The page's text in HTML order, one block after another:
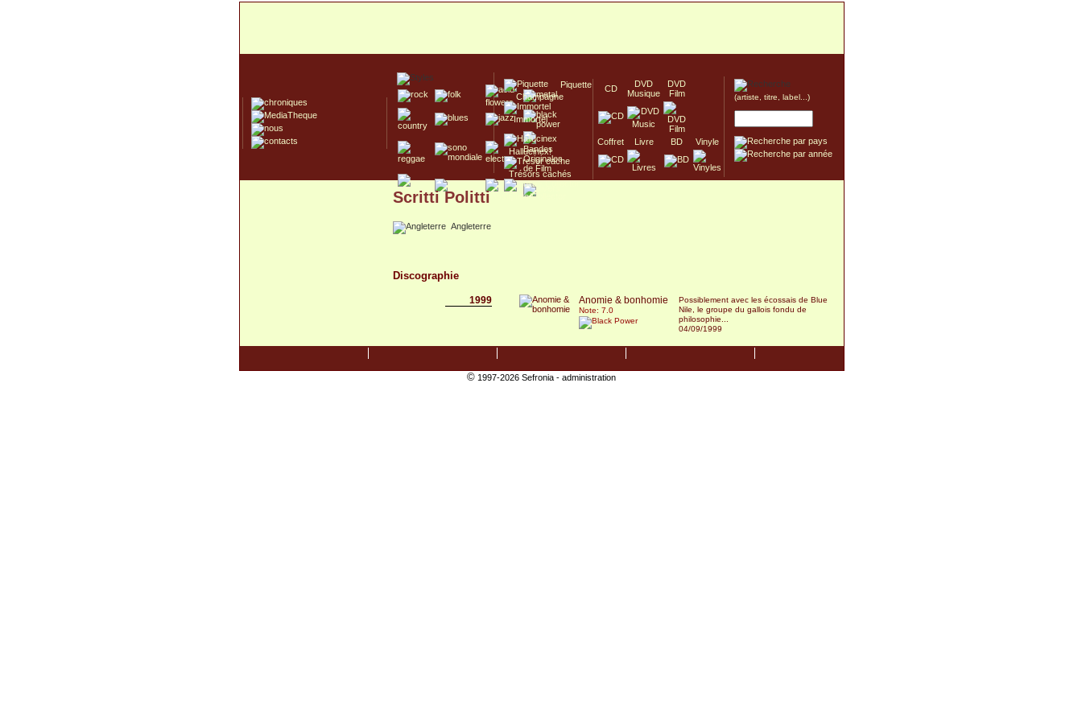
Piquette
Champagne
Immortel
Hallucinex!
Trésors cachés
Culte/Collector
CD
DVD
Musique
DVD
Film
Coffret Livre BD Vinyle
(artiste, titre, label...)
Scritti Politti
Angleterre
Discographie
1999 Anomie & bonhomie
Note: 7.0
Possiblement avec les écossais de Blue
Nile, le groupe du gallois fondu de
philosophie...
04/09/1999
©1997-2026 Sefronia - administration